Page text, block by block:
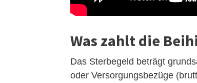
Was zahlt die
Das Sterbegeld beträgt
oder Versorgungsbezüge